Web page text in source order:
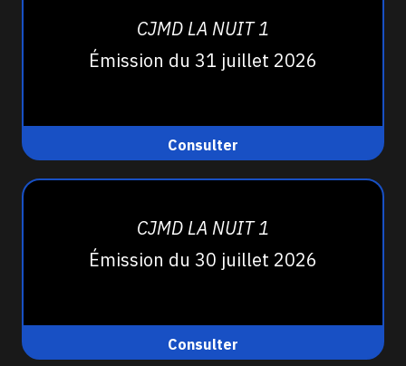
CJMD LA NUIT 1
Émission du 31 juillet 2026
Consulter
CJMD LA NUIT 1
Émission du 30 juillet 2026
Consulter